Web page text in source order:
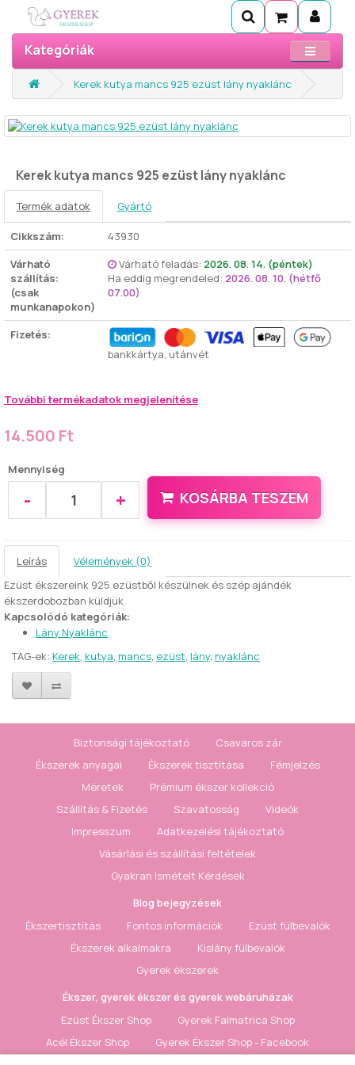
Kategóriák
Kerek kutya mancs 925 ezüst lány nyaklánc
Kerek kutya mancs 925 ezüst lány nyaklánc
Termék adatok Gyártó
Cikkszám:
43930
Várható
szállítás:
(csak
munkanapokon)
Várható feladás: 2026. 08. 14. (péntek)
Ha eddig megrendeled: 2026. 08. 10. (hétfő
07.00)
Fizetés:
bankkártya, utánvét
További termékadatok megjelenítése
14.500 Ft
Mennyiség
- + KOSÁRBA TESZEM
Leírás
Vélemények (0)
Ezüst ékszereink 925 ezüstből készülnek és szép ajándék
ékszerdobozban küldjük.
Kapcsolódó kategóriák:
Lány Nyaklánc
TAG-ek: Kerek, kutya, mancs, ezüst, lány, nyaklánc
Biztonsági tájékoztató
Csavaros zár
Ékszerek anyagai
Ékszerek tisztítása
Fémjelzés
Méretek
Prémium ékszer kollekció
Szállítás & Fizetés
Szavatosság
Videók
Impresszum
Adatkezelési tájékoztató
Vásárlási és szállítási feltételek
Gyakran Ismételt Kérdések
Blog bejegyzések
Ékszertisztítás
Fontos információk
Ezüst fülbevalók
Ékszerek alkalmakra
Kislány fülbevalók
Gyerek ékszerek
Ékszer, gyerek ékszer és gyerek webáruházak
Ezüst Ékszer Shop
Gyerek Falmatrica Shop
Acél Ékszer Shop
Gyerek Ékszer Shop - Facebook